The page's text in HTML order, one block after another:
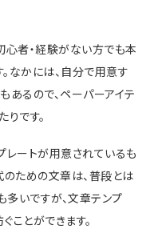
心者・経験がない方でも本
なかには、自分で用意す
あるので、ペーパーアイテ
です。
レートが用意されているも
のための文章は、普段とは
いですが、文章テンプ
ことができます。